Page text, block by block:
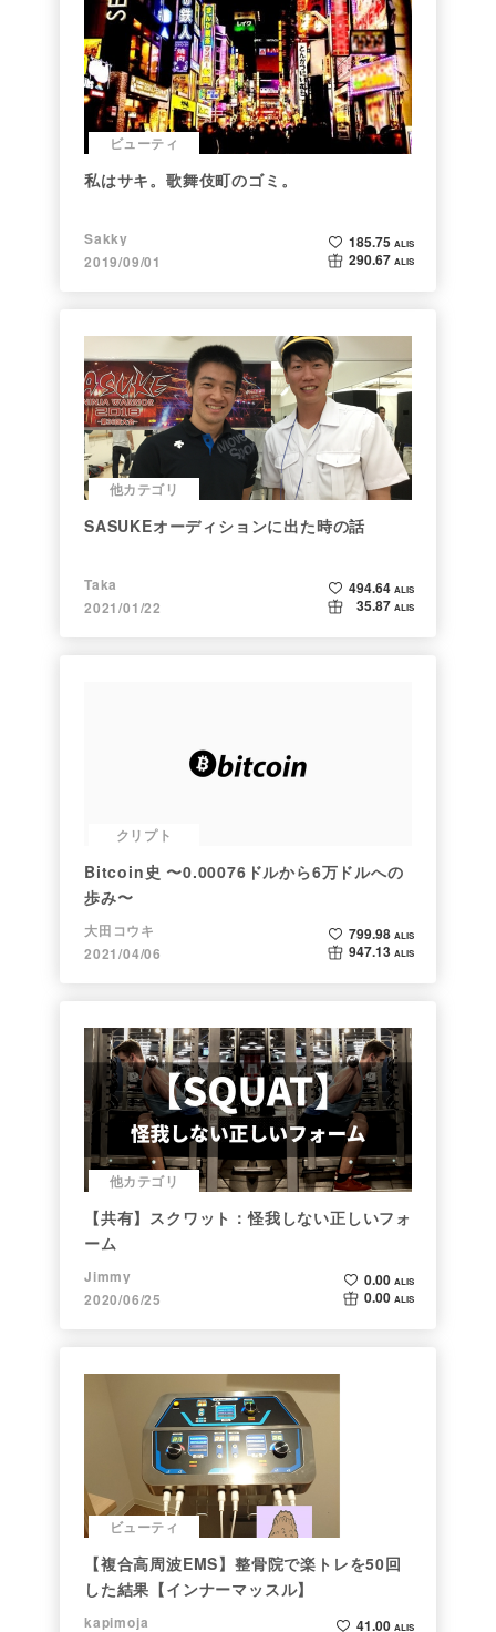
ビューティ
私はサキ。歌舞伎町のゴミ。
Sakky
2019/09/01
185.75 ALIS
290.67 ALIS
他カテゴリ
SASUKEオーディションに出た時の話
Taka
2021/01/22
494.64 ALIS
35.87 ALIS
クリプト
Bitcoin史 〜0.00076ドルから6万ドルへの
歩み〜
大田コウキ
2021/04/06
799.98 ALIS
947.13 ALIS
他カテゴリ
【共有】スクワット：怪我しない正しいフォ
ーム
Jimmy
2020/06/25
0.00 ALIS
0.00 ALIS
ビューティ
【複合高周波EMS】整骨院で楽トレを50回
した結果【インナーマッスル】
kapimoja
41.00 ALIS